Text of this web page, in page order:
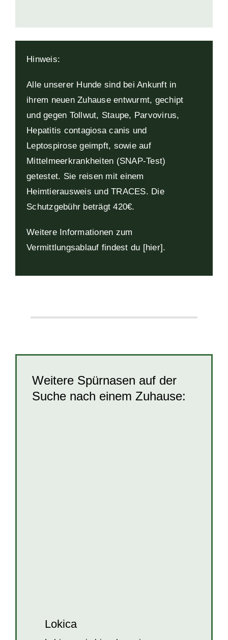
Hinweis:
Alle unserer Hunde sind bei Ankunft in
ihrem neuen Zuhause entwurmt, gechipt
und gegen Tollwut, Staupe, Parvovirus,
Hepatitis contagiosa canis und
Leptospirose geimpft, sowie auf
Mittelmeerkrankheiten (SNAP-Test)
getestet. Sie reisen mit einem
Heimtierausweis und TRACES. Die
Schutzgebühr beträgt 420€.
Weitere Informationen zum
Vermittlungsablauf findest du [hier].
Weitere Spürnasen auf der
Suche nach einem Zuhause:
Lokica